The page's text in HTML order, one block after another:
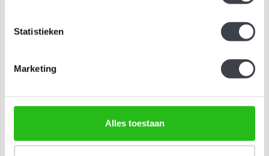
Statistieken
Marketing
Alles toestaan
Mats Jonasson
Jonasson symboliseert
Levensboom van Kristal –
Jonasson symboliseert
en kr..
€59,00